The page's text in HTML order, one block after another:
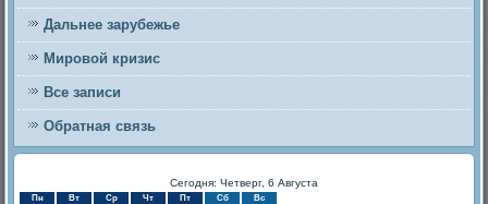
Дальнее зарубежье
Мировой кризис
Все записи
Обратная связь
Сегодня: Четверг, 6 Августа
Пн Вт Ср Чт Пт Сб Вс